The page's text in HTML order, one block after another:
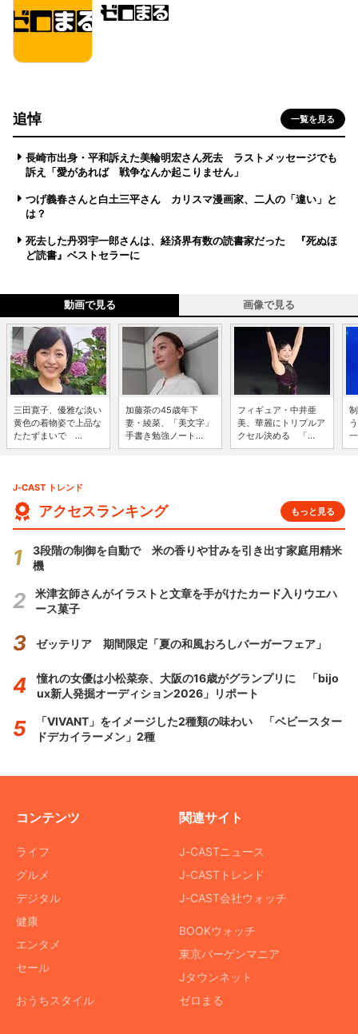
追悼 一覧を見る
長崎市出身・平和訴えた美輪明宏さん死去 ラストメッセージでも
訴え「愛があれば 戦争なんか起こりません」
つげ義春さんと白土三平さん カリスマ漫画家、二人の「違い」と
は？
死去した丹羽宇一郎さんは、経済界有数の読書家だった 『死ぬほ
ど読書』ベストセラーに
動画で見る 画像で見る
三田寛子、優雅な淡い
黄色の着物姿で上品な
たたずまいで ...
加藤茶の45歳年下
妻・綾菜、「美文字」
手書き勉強ノート...
フィギュア・中井亜
美、華麗にトリプルア
クセル決める 「...
J-CAST トレンド
アクセスランキング もっと見る
3段階の制御を自動で 米の香りや甘みを引き出す家庭用精米
機
米津玄師さんがイラストと文章を手がけたカード入りウエハ
ース菓子
ゼッテリア 期間限定「夏の和風おろしバーガーフェア」
憧れの女優は小松菜奈、大阪の16歳がグランプリに 「bijo
ux新人発掘オーディション2026」リポート
「VIVANT」をイメージした2種類の味わい 「ベビースター
ドデカイラーメン」2種
コンテンツ
ライフ
グルメ
デジタル
健康
エンタメ
セール
おうちスタイル
関連サイト
J-CASTニュース
J-CASTトレンド
J-CAST会社ウォッチ
BOOKウォッチ
東京バーゲンマニア
Jタウンネット
ゼロまる